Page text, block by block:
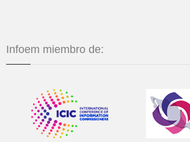
Infoem miembro de: